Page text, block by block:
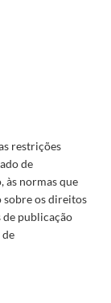
restrições
de
às normas que
sobre os direitos
publicação